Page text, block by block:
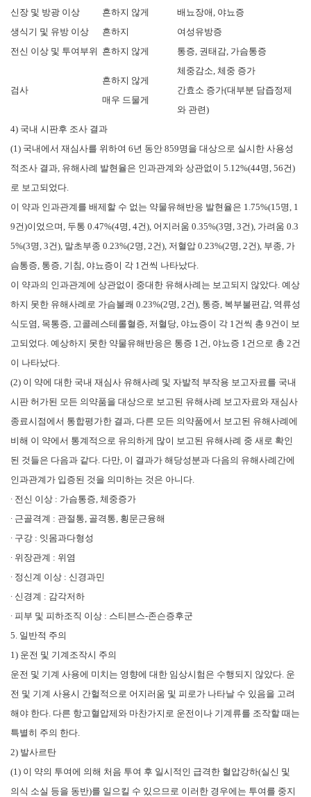
신장 및 방광 이상 흔하지 않게
배뇨장애, 야뇨증
생식기 및 유방 이상
흔하지
여성유방증
전신 이상 및 투여부위 흔하지 않게 통증, 권태감, 가슴통증
검사
흔하지 않게
매우 드물게
체중감소, 체중 증가
간효소 증가(대부분 담즙정제
와 관련)
4) 국내 시판후 조사 결과
(1) 국내에서 재심사를 위하여 6년 동안 859명을 대상으로 실시한 사용성
적조사 결과, 유해사례 발현율은 인과관계와 상관없이 5.12%(44명, 56건)
로 보고되었다.
이 약과 인과관계를 배제할 수 없는 약물유해반응 발현율은 1.75%(15명, 1
9건)이었으며, 두통 0.47%(4명, 4건), 어지러움 0.35%(3명, 3건), 가려움 0.3
5%(3명, 3건), 말초부종 0.23%(2명, 2건), 저혈압 0.23%(2명, 2건), 부종, 가
슴통증, 통증, 기침, 야뇨증이 각 1건씩 나타났다.
이 약과의 인과관계에 상관없이 중대한 유해사례는 보고되지 않았다. 예상
하지 못한 유해사례로 가슴불쾌 0.23%(2명, 2건), 통증, 복부불편감, 역류성
식도염, 목통증, 고콜레스테롤혈증, 저혈당, 야뇨증이 각 1건씩 총 9건이 보
고되었다. 예상하지 못한 약물유해반응은 통증 1건, 야뇨증 1건으로 총 2건
이 나타났다.
(2) 이 약에 대한 국내 재심사 유해사례 및 자발적 부작용 보고자료를 국내
시판 허가된 모든 의약품을 대상으로 보고된 유해사례 보고자료와 재심사
종료시점에서 통합평가한 결과, 다른 모든 의약품에서 보고된 유해사례에
비해 이 약에서 통계적으로 유의하게 많이 보고된 유해사례 중 새로 확인
된 것들은 다음과 같다. 다만, 이 결과가 해당성분과 다음의 유해사례간에
인과관계가 입증된 것을 의미하는 것은 아니다.
∙ 전신 이상 : 가슴통증, 체중증가
∙ 근골격계 : 관절통, 골격통, 횡문근융해
∙ 구강 : 잇몸과다형성
∙ 위장관계 : 위염
∙ 정신계 이상 : 신경과민
∙ 신경계 : 감각저하
∙ 피부 및 피하조직 이상 : 스티븐스-존슨증후군
5. 일반적 주의
1) 운전 및 기계조작시 주의
운전 및 기계 사용에 미치는 영향에 대한 임상시험은 수행되지 않았다. 운
전 및 기계 사용시 간헐적으로 어지러움 및 피로가 나타날 수 있음을 고려
해야 한다. 다른 항고혈압제와 마찬가지로 운전이나 기계류를 조작할 때는
특별히 주의 한다.
2) 발사르탄
(1) 이 약의 투여에 의해 처음 투여 후 일시적인 급격한 혈압강하(실신 및
의식 소실 등을 동반)를 일으킬 수 있으므로 이러한 경우에는 투여를 중지